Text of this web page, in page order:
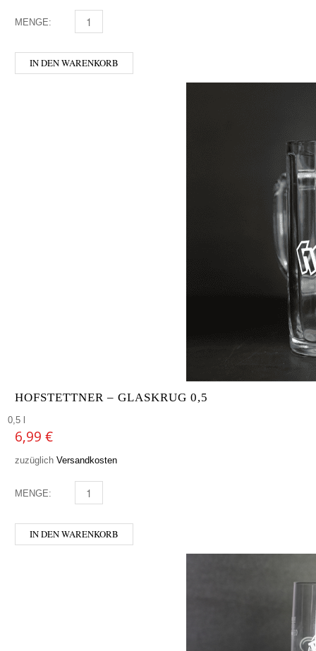
MENGE: HOFSTETTNER - STANGE 0,5 MENGE
IN DEN WARENKORB
HOFSTETTNER – GLASKRUG 0,5
0,5 l
6,99 €
zuzüglich Versandkosten
MENGE: HOFSTETTNER - GLASKRUG 0,5 MENGE
IN DEN WARENKORB